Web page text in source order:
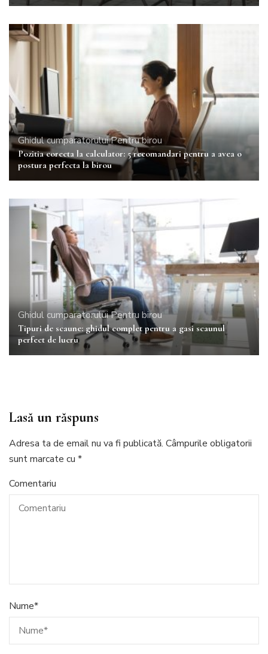
Ghidul cumparatoruluiPentru birou
Pozitia corecta la calculator: 5 recomandari pentru a avea o
postura perfecta la birou
Ghidul cumparatoruluiPentru birou
Tipuri de scaune: ghidul complet pentru a gasi scaunul
perfect de lucru
Lasă un răspuns
Adresa ta de email nu va fi publicată. Câmpurile obligatorii
sunt marcate cu *
Comentariu
Nume*